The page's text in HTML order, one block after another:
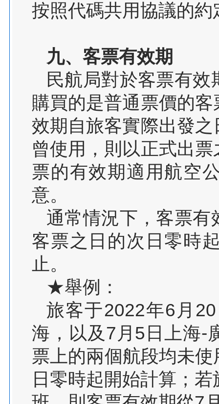
按照代碼共用協議的
九、客票有效期
民航局對於客票有
購買的是普通票價的
效期自旅客實際出發
曾使用，則以正式出
票的有效期適用航空
意。
通常情況下，客票有
客票之日的次日零時
止。
★舉例：
旅客于2022年6月
海，以及7月5日上海-
票上的兩個航段均未
日零時起開始計算；